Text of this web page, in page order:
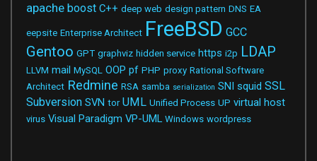
apache boost C++ deep web design pattern DNS EA
eepsite Enterprise Architect FreeBSD GCC
Gentoo GPT graphviz hidden service https i2p LDAP
LLVM mail MySQL OOP pf PHP proxy Rational Software
Architect Redmine RSA samba serialization SNI squid SSL
Subversion SVN tor UML Unified Process UP virtual host
virus Visual Paradigm VP-UML Windows wordpress